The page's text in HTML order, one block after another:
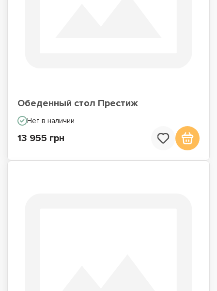
Обеденный стол Престиж
Нет в наличии
13 955 грн